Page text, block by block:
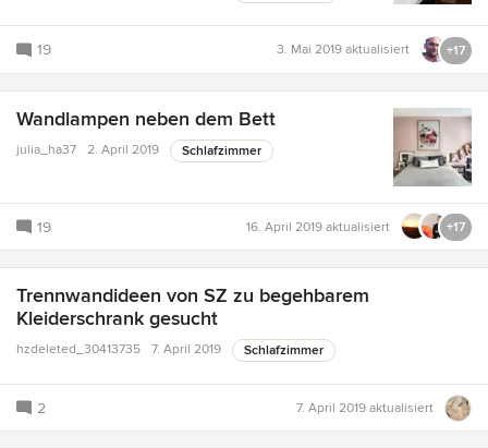
19 3. Mai 2019 aktualisiert +17
Wandlampen neben dem Bett
julia_ha37 2. April 2019 Schlafzimmer
19 16. April 2019 aktualisiert +17
Trennwandideen von SZ zu begehbarem
Kleiderschrank gesucht
hzdeleted_30413735 7. April 2019 Schlafzimmer
2 7. April 2019 aktualisiert